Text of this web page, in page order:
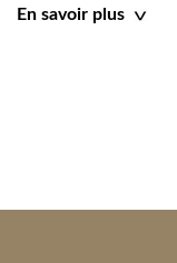
En savoir plus